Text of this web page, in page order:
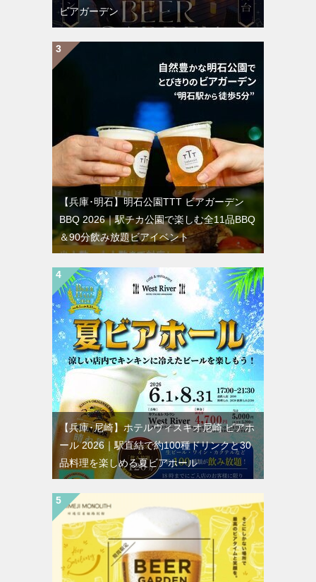
ビアガーデン
【兵庫･明石】明石公園TTT ビアガーデン
BBQ 2026｜駅チカ公園で楽しむ全11品BBQ
＆90分飲み放題ビアイベント
【兵庫･尼崎】ホテルヴィスキオ尼崎 ビアホ
ール 2026｜駅直結で約100種ドリンクと30
品料理を楽しめる夏ビアホール